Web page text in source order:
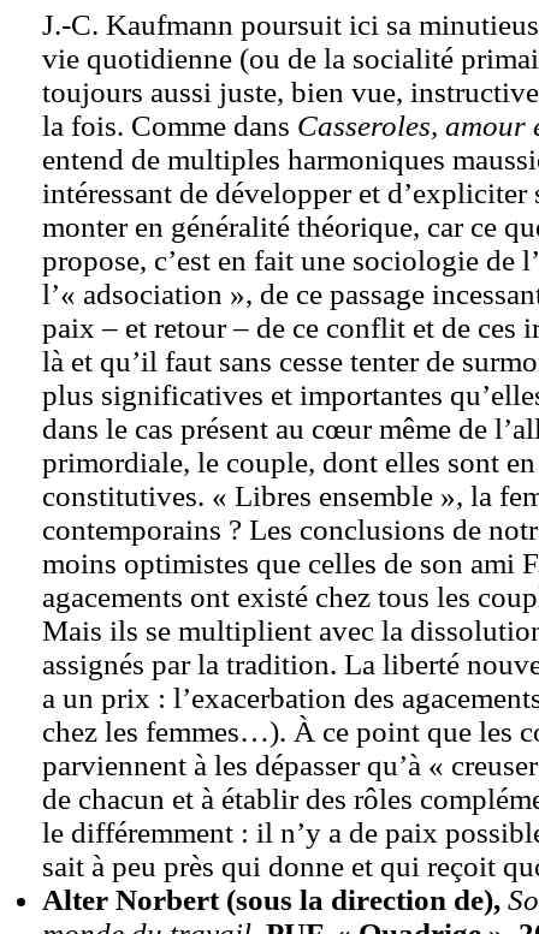
J.-C. Kaufmann poursuit ici sa
vie quotidienne (ou de la socialité
toujours aussi juste, bien vue,
la fois. Comme dans Casseroles, amour
entend de multiples harmoniques
intéressant de développer et
monter en généralité théorique, car ce
propose, c’est en fait une sociologie de
l’« adsociation », de ce passage
paix – et retour – de ce conflit et de ces
là et qu’il faut sans cesse tenter de
plus significatives et importantes
dans le cas présent au cœur même de
primordiale, le couple, dont elles sont
constitutives. « Libres ensemble », la
contemporains ? Les conclusions de
moins optimistes que celles de son ami
agacements ont existé chez tous les
Mais ils se multiplient avec la
assignés par la tradition. La liberté
a un prix : l’exacerbation des
chez les femmes…). À ce point que les
parviennent à les dépasser qu’à «
de chacun et à établir des rôles
le différemment : il n’y a de paix
sait à peu près qui donne et qui reçoit
Alter Norbert (sous la direction de),